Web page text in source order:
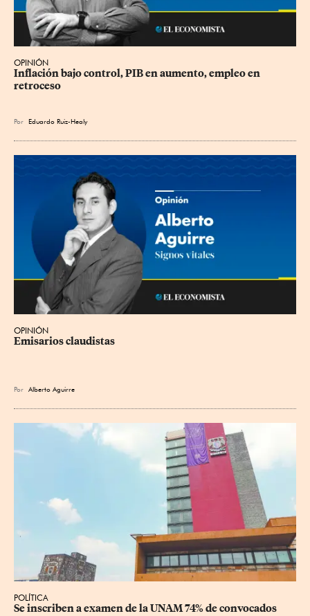
OPINIÓN
Inflación bajo control, PIB en aumento, empleo en
retroceso
Por Eduardo Ruiz-Healy
OPINIÓN
Emisarios claudistas
Por Alberto Aguirre
POLÍTICA
Se inscriben a examen de la UNAM 74% de convocados